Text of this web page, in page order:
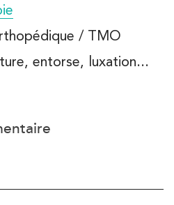
/ TMO
entorse, luxation...